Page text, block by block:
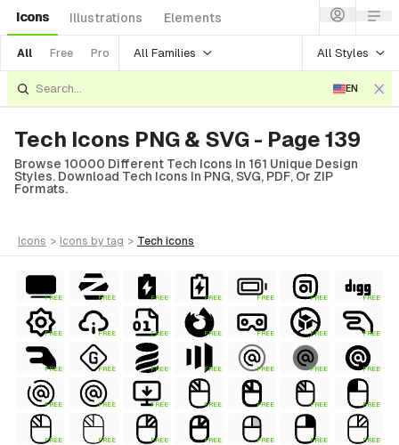
Icons Illustrations Elements
All Free Pro All Families All Styles
EN
Tech Icons PNG & SVG - Page 139
Browse 10000 Different Tech Icons In 161 Unique Design
Styles. Download Tech Icons In PNG, SVG, PDF, Or ZIP
Formats.
icons > icons by tag > tech icons
FREE FREE FREE FREE FREE FREE FREE
FREE FREE FREE FREE FREE FREE FREE
FREE FREE FREE FREE FREE FREE FREE
FREE FREE FREE FREE FREE FREE FREE
FREE FREE FREE FREE FREE FREE FREE